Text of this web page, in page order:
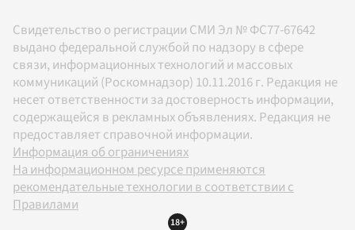
Свидетельство о регистрации СМИ Эл № ФС77-67642
выдано федеральной службой по надзору в сфере
связи, информационных технологий и массовых
коммуникаций (Роскомнадзор) 10.11.2016 г. Редакция не
несет ответственности за достоверность информации,
содержащейся в рекламных объявлениях. Редакция не
предоставляет справочной информации.
Информация об ограничениях
На информационном ресурсе применяются
рекомендательные технологии в соответствии с
Правилами
18+